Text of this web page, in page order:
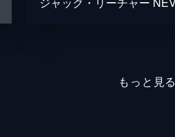
もっと見る